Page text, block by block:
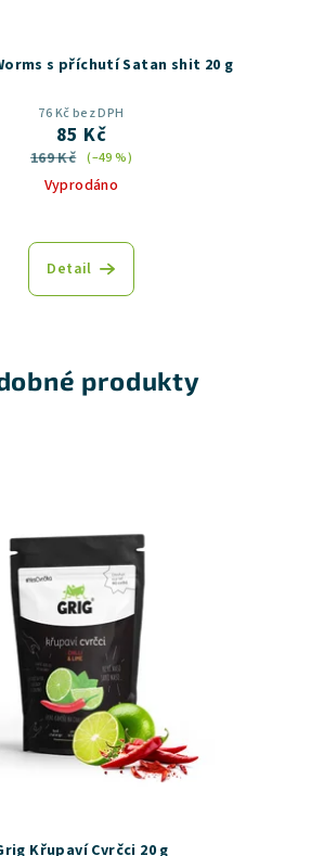
s příchutí Satan shit 20 g
76 Kč bez DPH
85 Kč
169 Kč (–49 %)
Vyprodáno
hodnocení
produktu
hvězdiček.
Detail
produkty
Křupaví Cvrčci 20 g